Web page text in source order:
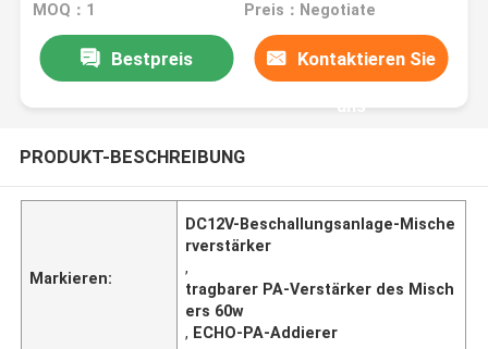
MOQ：1 Preis：Negotiate
Bestpreis Kontaktieren Sie
uns
PRODUKT-BESCHREIBUNG
Markieren:
DC12V-Beschallungsanlage-Mische
rverstärker
,
tragbarer PA-Verstärker des Misch
ers 60w
, ECHO-PA-Addierer